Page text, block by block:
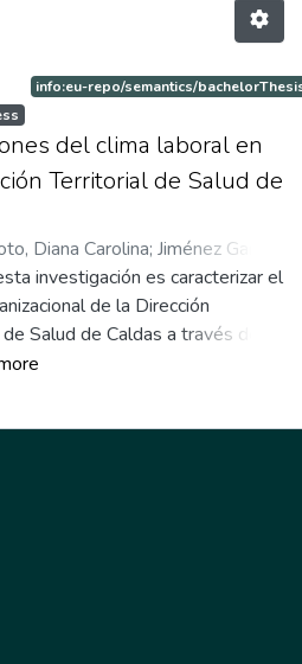
info:eu-repo/semantics/
del clima laboral en
Territorial de Salud de
Diana Carolina; Jiménez García,
investigación es caracterizar el
de la Dirección
Salud de Caldas a través de la
y ejecución de una encuesta que
contiene el Clima
y que se adaptan a los
que fueron establecidos por el